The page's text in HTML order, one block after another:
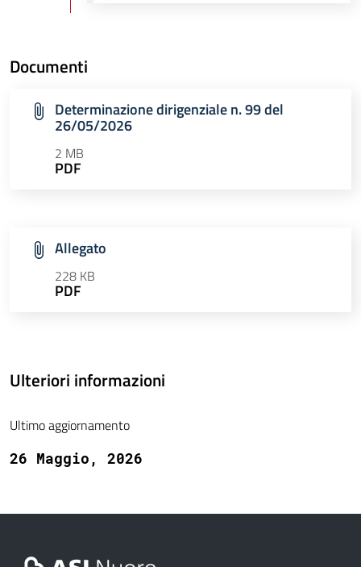
Documenti
Determinazione dirigenziale n. 99 del
26/05/2026
2 MB
PDF
Allegato
228 KB
PDF
Ulteriori informazioni
Ultimo aggiornamento
26 Maggio, 2026